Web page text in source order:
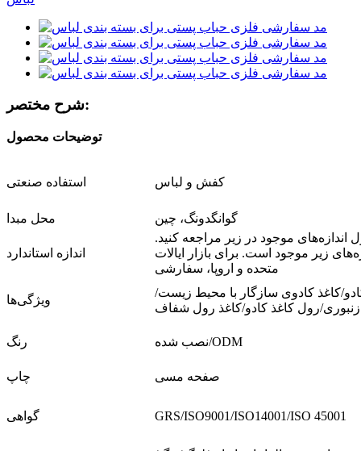
شرح مختصر:
توضیحات محصول
استفاده صنعتی کفش و لباس
محل مبدا گوانگدونگ، چین
اندازه استاندارد
اندازه‌های موجود در زیر مراجعه کنید.
زیر موجود است. برای بازار ایالات
متحده و اروپا، سفارشی
ویژگی‌ها
کاغذ کادوی سازگار با محیط زیست/
زنبوری/رول کاغذ کادو/کاغذ رول شفاف
رنگ نصب شده/ODM
چاپ صفحه مسی
گواهی GRS/ISO9001/ISO14001/ISO 45001